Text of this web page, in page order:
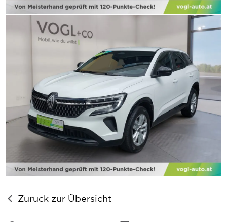
Zurück zur Übersicht